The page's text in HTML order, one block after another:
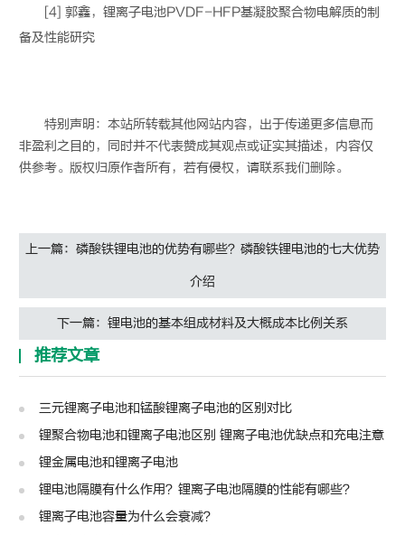
[4] 郭鑫，锂离子电池PVDF-HFP基凝胶聚合物电解质的制
备及性能研究
特别声明：本站所转载其他网站内容，出于传递更多信息而
非盈利之目的，同时并不代表赞成其观点或证实其描述，内容仅
供参考。版权归原作者所有，若有侵权，请联系我们删除。
上一篇：磷酸铁锂电池的优势有哪些？磷酸铁锂电池的七大优势
介绍
下一篇：锂电池的基本组成材料及大概成本比例关系
推荐文章
三元锂离子电池和锰酸锂离子电池的区别对比
锂聚合物电池和锂离子电池区别 锂离子电池优缺点和充电注意
锂金属电池和锂离子电池
锂电池隔膜有什么作用？锂离子电池隔膜的性能有哪些？
锂离子电池容量为什么会衰减？